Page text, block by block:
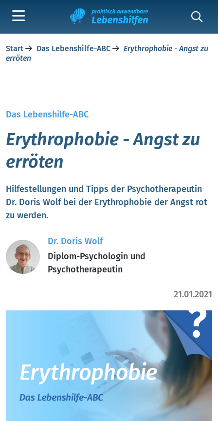
Start Das Lebenshilfe-ABC
Erythrophobie - Angst zu
erröten
Das Lebenshilfe-ABC
Erythrophobie - Angst zu
erröten
Hilfestellungen und Tipps der Psychotherapeutin
Dr. Doris Wolf bei der Erythrophobie der Angst rot
zu werden.
Dr. Doris Wolf
Diplom-Psychologin und
Psychotherapeutin
21.01.2021